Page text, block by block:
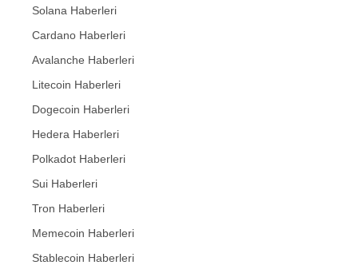
Solana Haberleri
Cardano Haberleri
Avalanche Haberleri
Litecoin Haberleri
Dogecoin Haberleri
Hedera Haberleri
Polkadot Haberleri
Sui Haberleri
Tron Haberleri
Memecoin Haberleri
Stablecoin Haberleri